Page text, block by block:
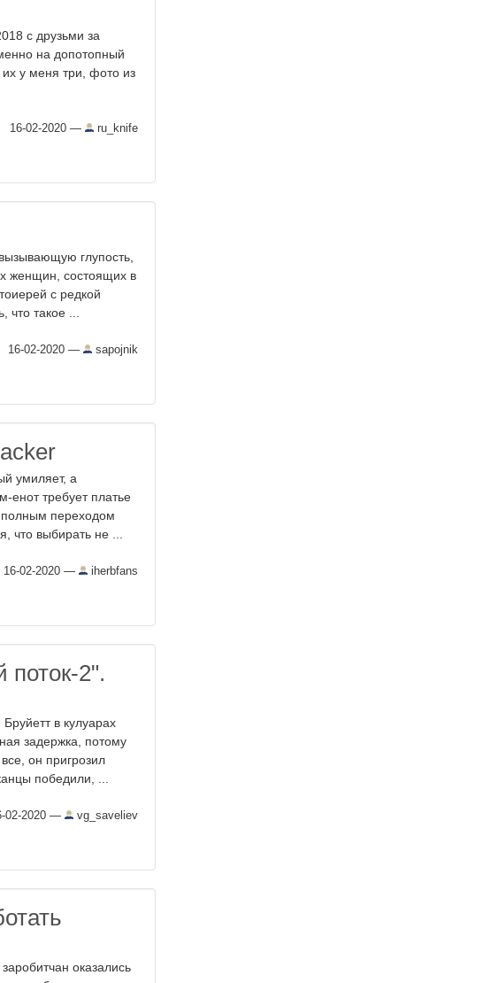
с друзьми за
на допотопный
у меня три, фото из
16-02-2020 — ru_knife
глупость,
женщин, состоящих в
с редкой
такое ...
16-02-2020 — sapojnik
умиляет, а
енот требует платье
полным переходом
что выбирать не ...
16-02-2020 — iherbfans
поток-2".
в кулуарах
задержка, потому
он пригрозил
победили, ...
02-2020 — vg_saveliev
оказались